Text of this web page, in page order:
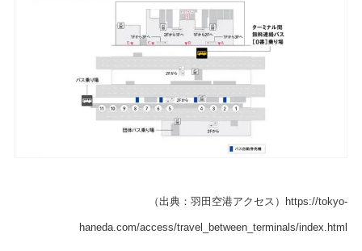
（出典：羽田空港アクセス）https://tokyo-
haneda.com/access/travel_between_terminals/index.html